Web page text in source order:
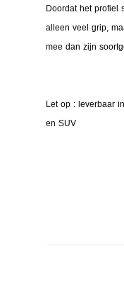
Doordat het profiel
alleen veel grip,
mee dan zijn
Let op : leverbaar
en SUV